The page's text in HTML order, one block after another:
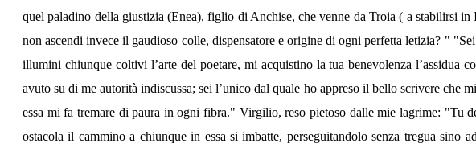
quel paladino della giustizia (Enea), figlio di Anchise, che venne da Troia ( a stabilirsi
non ascendi invece il gaudioso colle, dispensatore e origine di ogni perfetta letizia? "
illumini chiunque coltivi l’arte del poetare, mi acquistino la tua benevolenza l’assidua
avuto su di me autorità indiscussa; sei l’unico dal quale ho appreso il bello scrivere che
essa mi fa tremare di paura in ogni fibra." Virgilio, reso pietoso dalle mie lagrime: "Tu
ostacola il cammino a chiunque in essa si imbatte, perseguitandolo senza tregua